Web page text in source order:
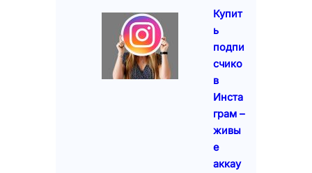
Купит
ь
подпи
счико
в
Инста
грам –
живы
е
аккау